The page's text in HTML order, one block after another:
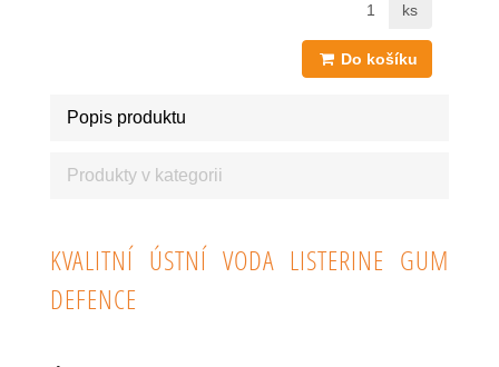
ks
Do košíku
Popis produktu
Produkty v kategorii
KVALITNÍ ÚSTNÍ VODA LISTERINE GUM
DEFENCE